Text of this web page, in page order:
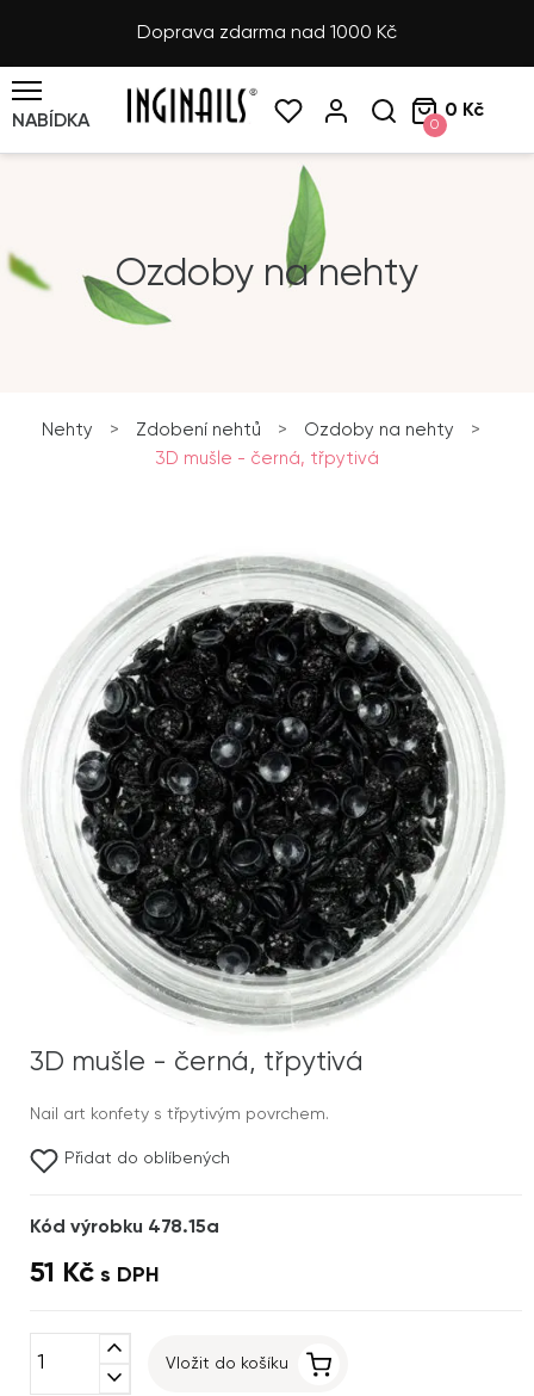
Doprava zdarma nad 1000 Kč
NABÍDKA 0
0 Kč
Ozdoby na nehty
Nehty > Zdobení nehtů > Ozdoby na nehty
>
3D mušle - černá, třpytivá
3D mušle - černá, třpytivá
Nail art konfety s třpytivým povrchem.
Přidat do oblíbených
Kód výrobku 478.15a
51 Kč s DPH
expand_less
expand_more
Vložit do košíku